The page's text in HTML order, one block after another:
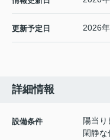
更新予定日 2026
詳細情報
設備条件
陽当り
閑静